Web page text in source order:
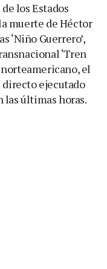
los Estados
muerte de Héctor
‘Niño Guerrero’,
‘Tren
norteamericano, el
directo ejecutado
las últimas horas.